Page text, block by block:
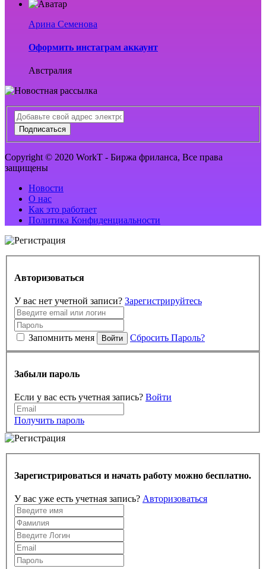
Арина Семенова
Оформить инстаграм аккаунт
Австралия
Подписаться
Copyright © 2020 WorkT - Биржа фриланса, Все права
защищены
Новости
О нас
Как это работает
Политика Конфиденциальности
Авторизоваться
У вас нет учетной записи? Зарегистрируйтесь
Запомнить меня Войти Сбросить Пароль?
Забыли пароль
Если у вас есть учетная запись? Войти
Получить пароль
Зарегистрироваться и начать работу можно бесплатно.
У вас уже есть учетная запись? Авторизоваться